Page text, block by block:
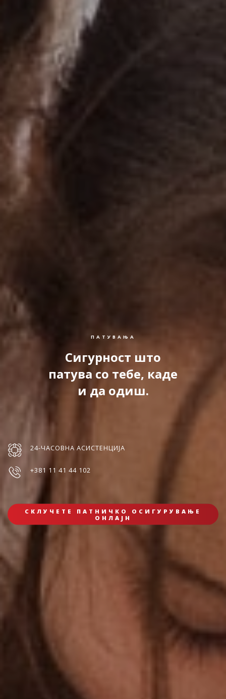
ПАТУВАЊА
Сигурност што
патува со тебе, каде
и да одиш.
24-ЧАСОВНА АСИСТЕНЦИЈА
+381 11 41 44 102
СКЛУЧЕТЕ ПАТНИЧКО ОСИГУРУВАЊЕ
ОНЛАЈН